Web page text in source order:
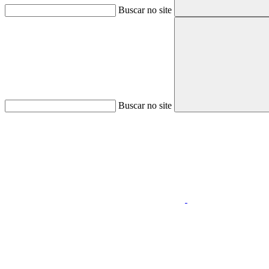
Buscar no site
Buscar no site